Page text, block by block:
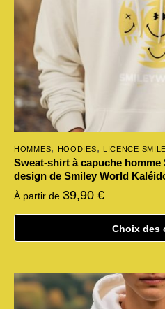
la
produit
HOMMES, HOODIES, LICENCE
Sweat-shirt à capuche
design de Smiley World
À partir de 39,90 €
Choix des
a
plusieurs